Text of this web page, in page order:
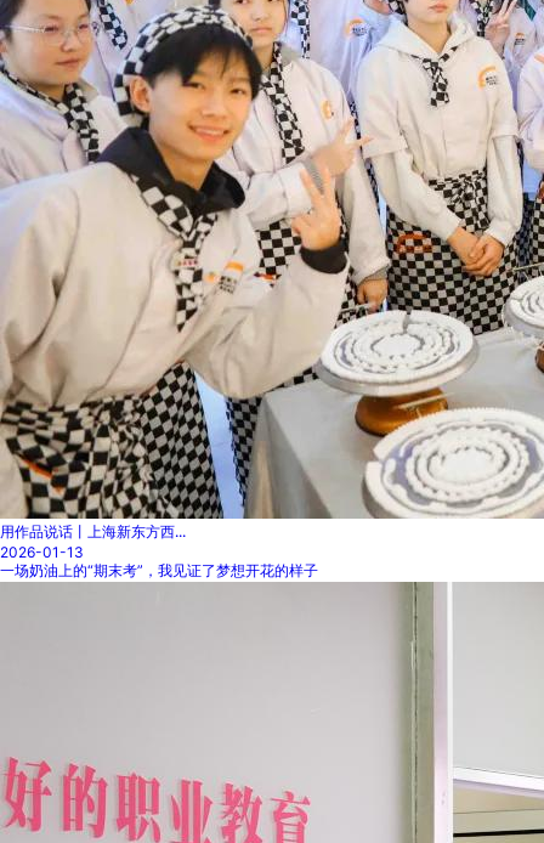
用作品说话丨上海新东方西...
2026-01-13
一场奶油上的“期末考”，我见证了梦想开花的样子